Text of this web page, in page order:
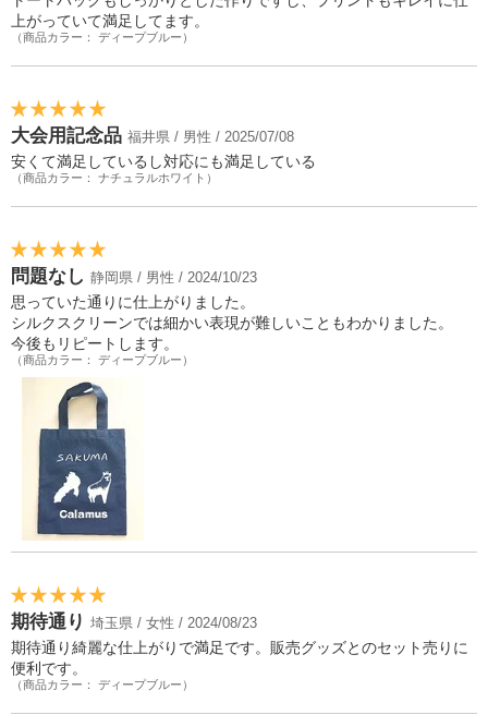
上がっていて満足してます。
（商品カラー： ディープブルー）
大会用記念品 福井県 / 男性 / 2025/07/08
安くて満足しているし対応にも満足している
（商品カラー： ナチュラルホワイト）
問題なし 静岡県 / 男性 / 2024/10/23
思っていた通りに仕上がりました。
シルクスクリーンでは細かい表現が難しいこともわかりました。
今後もリピートします。
（商品カラー： ディープブルー）
期待通り 埼玉県 / 女性 / 2024/08/23
期待通り綺麗な仕上がりで満足です。販売グッズとのセット売りに
便利です。
（商品カラー： ディープブルー）